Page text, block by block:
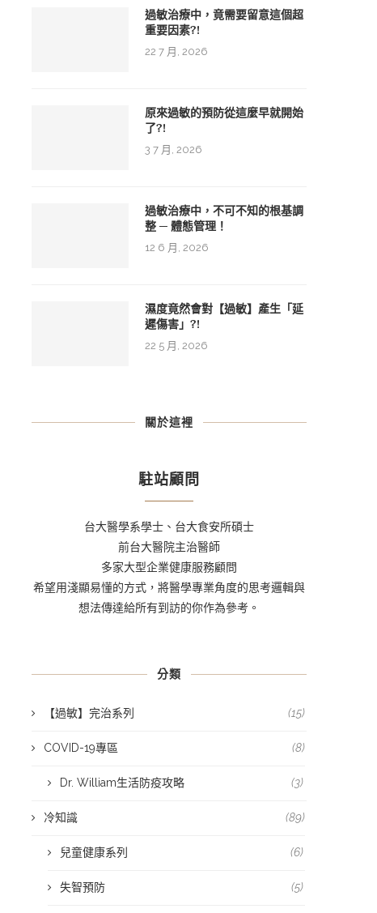
過敏治療中，竟需要留意這個超
重要因素?!
22 7 月, 2026
原來過敏的預防從這麼早就開始
了?!
3 7 月, 2026
過敏治療中，不可不知的根基調
整 ─ 體態管理！
12 6 月, 2026
濕度竟然會對【過敏】產生「延
遲傷害」?!
22 5 月, 2026
關於這裡
駐站顧問
台大醫學系學士、台大食安所碩士
前台大醫院主治醫師
多家大型企業健康服務顧問
希望用淺顯易懂的方式，將醫學專業角度的思考邏輯與
想法傳達給所有到訪的你作為參考。
分類
【過敏】完治系列 (15)
COVID-19專區 (8)
Dr. William生活防疫攻略 (3)
冷知識 (89)
兒童健康系列 (6)
失智預防 (5)